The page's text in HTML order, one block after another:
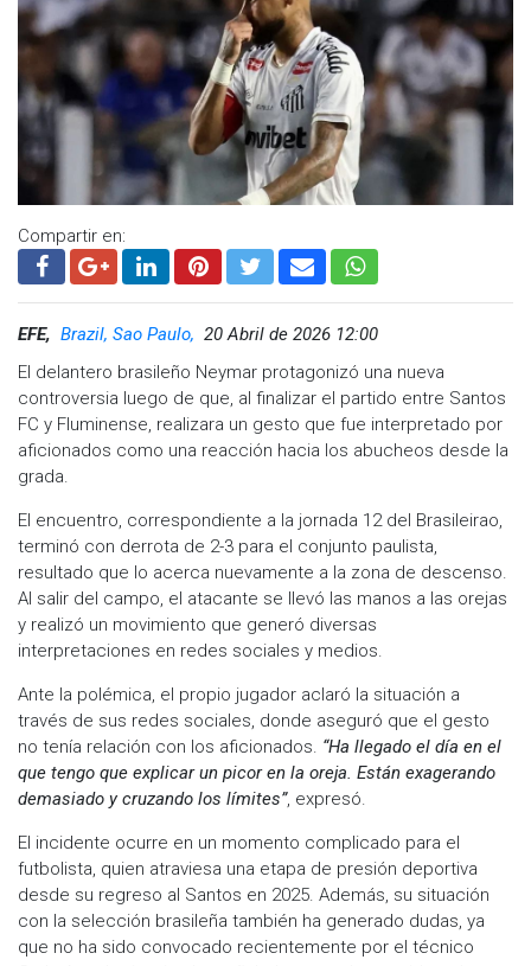
Compartir en:
EFE, Brazil, Sao Paulo, 20 Abril de 2026 12:00
El delantero brasileño Neymar protagonizó una nueva
controversia luego de que, al finalizar el partido entre Santos
FC y Fluminense, realizara un gesto que fue interpretado por
aficionados como una reacción hacia los abucheos desde la
grada.
El encuentro, correspondiente a la jornada 12 del Brasileirao,
terminó con derrota de 2-3 para el conjunto paulista,
resultado que lo acerca nuevamente a la zona de descenso.
Al salir del campo, el atacante se llevó las manos a las orejas
y realizó un movimiento que generó diversas
interpretaciones en redes sociales y medios.
Ante la polémica, el propio jugador aclaró la situación a
través de sus redes sociales, donde aseguró que el gesto
no tenía relación con los aficionados. “Ha llegado el día en el
que tengo que explicar un picor en la oreja. Están exagerando
demasiado y cruzando los límites”, expresó.
El incidente ocurre en un momento complicado para el
futbolista, quien atraviesa una etapa de presión deportiva
desde su regreso al Santos en 2025. Además, su situación
con la selección brasileña también ha generado dudas, ya
que no ha sido convocado recientemente por el técnico